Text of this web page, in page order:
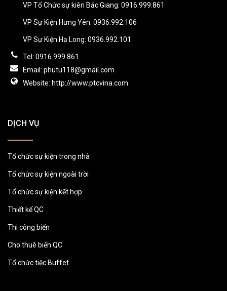
VP Tổ Chức sự kiên Bắc Giang: 0916.999.861
VP Sự Kiện Hưng Yên: 0936.992.106
VP Sự Kiện Hạ Long: 0936.992.101
Tel: 0916.999.861
Email: phutu118@gmail.com
Website: http://www.ptcvina.com
DỊCH VỤ
Tổ chức sự kiện trong nhà
Tổ chức sự kiện ngoài trời
Tổ chức sự kiện kết hợp
Thiết kế QC
Thi công biển
Cho thuê biển QC
Tổ chức tiệc Buffet